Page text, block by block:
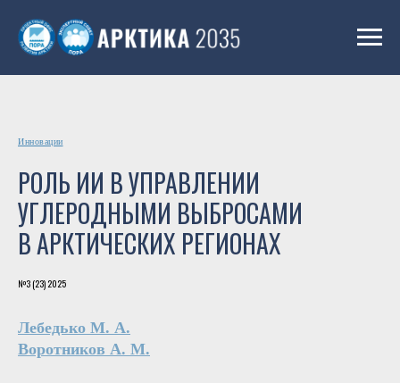
Инновации
РОЛЬ ИИ В УПРАВЛЕНИИ
УГЛЕРОДНЫМИ ВЫБРОСАМИ
В АРКТИЧЕСКИХ РЕГИОНАХ
№3 (23) 2025
Лебедько М. А.
Воротников А. М.